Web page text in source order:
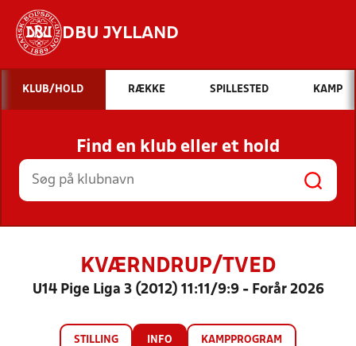
DBU JYLLAND
Hvad vil du søge efter?
INDHOLD OG NYHEDER
STILLINGER, RESULTATER, KLUBBER OG
HOLD
KLUB/HOLD RÆKKE SPILLESTED KAMP
Find en klub eller et hold
KVÆRNDRUP/TVED
U14 Pige Liga 3 (2012) 11:11/9:9 - Forår 2026
STILLING INFO KAMPPROGRAM